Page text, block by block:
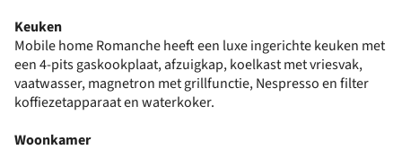
Keuken
Mobile home Romanche heeft een luxe ingerichte keuken met
een 4-pits gaskookplaat, afzuigkap, koelkast met vriesvak,
vaatwasser, magnetron met grillfunctie, Nespresso en filter
koffiezetapparaat en waterkoker.
Woonkamer